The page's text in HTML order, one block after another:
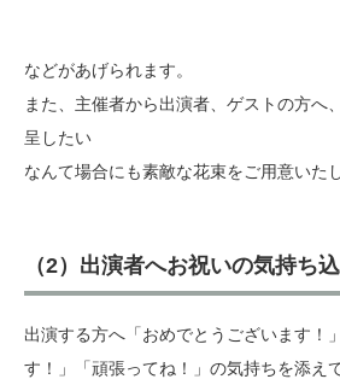
などがあげられます。
また、主催者から出演者、ゲストの方へ
呈したい
なんて場合にも素敵な花束をご用意いた
（2）出演者へお祝いの気持ち
出演する方へ「おめでとうございます！
す！」「頑張ってね！」の気持ちを添え